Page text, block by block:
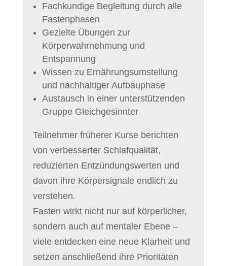
Fachkundige Begleitung durch alle
Fastenphasen
Gezielte Übungen zur
Körperwahrnehmung und
Entspannung
Wissen zu Ernährungsumstellung
und nachhaltiger Aufbauphase
Austausch in einer unterstützenden
Gruppe Gleichgesinnter
Teilnehmer früherer Kurse berichten
von verbesserter Schlafqualität,
reduzierten Entzündungswerten und
davon ihre Körpersignale endlich zu
verstehen.
Fasten wirkt nicht nur auf körperlicher,
sondern auch auf mentaler Ebene –
viele entdecken eine neue Klarheit und
setzen anschließend ihre Prioritäten